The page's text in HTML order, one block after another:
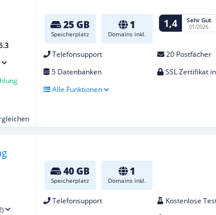
25 GB
Speicherplatz
1
Domains inkl.
1,4 Sehr Gut
01/2026
Telefonsupport
20 Postfächer
5 Datenbanken
SSL Zertifikat
Alle Funktionen
40 GB
Speicherplatz
1
Domains inkl.
Telefonsupport
Kostenlose